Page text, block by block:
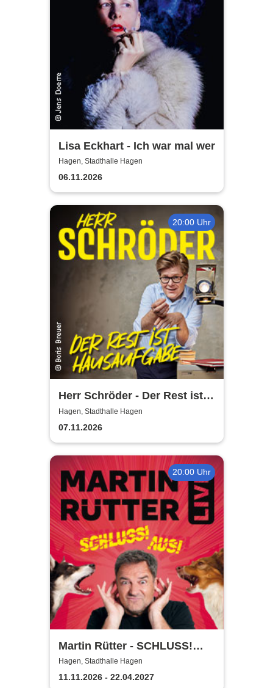
Lisa Eckhart - Ich war mal wer
Hagen, Stadthalle Hagen
06.11.2026
20:00 Uhr
Herr Schröder - Der Rest ist
Hausaufgabe
Hagen, Stadthalle Hagen
07.11.2026
20:00 Uhr
Martin Rütter - SCHLUSS!
AUS!
Hagen, Stadthalle Hagen
11.11.2026 - 22.04.2027